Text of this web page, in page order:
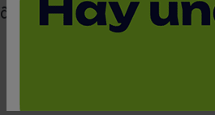
ordenadores industriales